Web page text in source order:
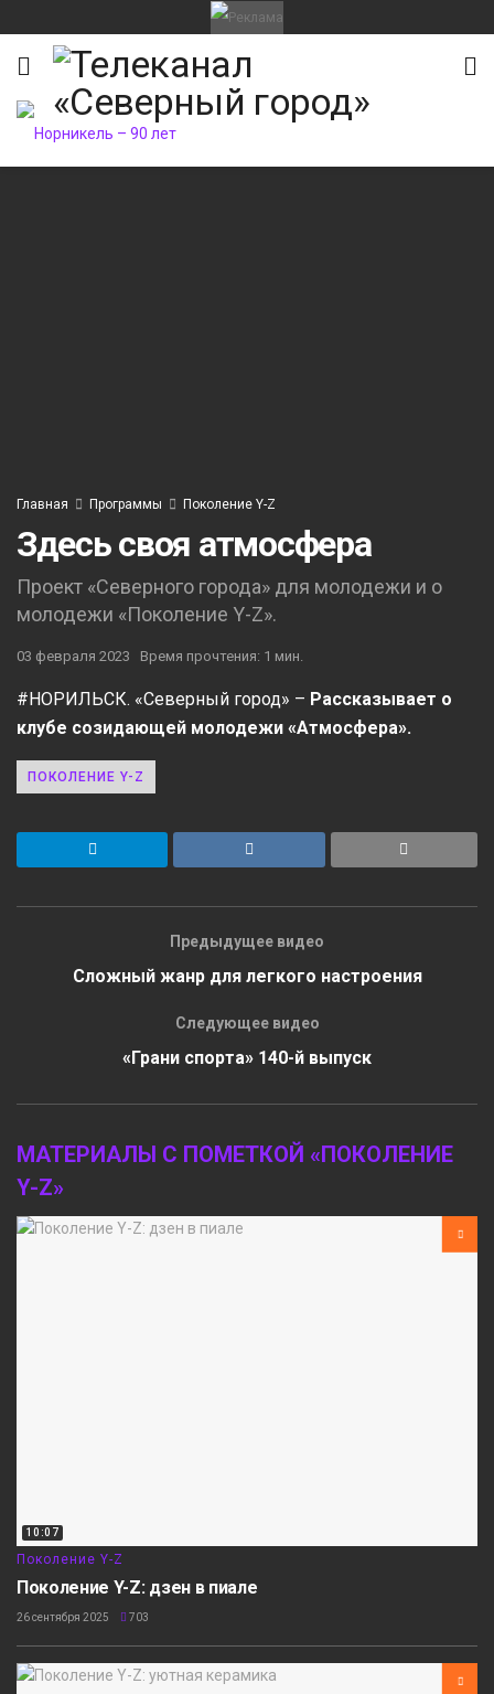
Главная Программы Поколение Y-Z
Здесь своя атмосфера
Проект «Северного города» для молодежи и о
молодежи «Поколение Y-Z».
03 февраля 2023 Время прочтения: 1 мин.
#НОРИЛЬСК. «Северный город» – Рассказывает о
клубе созидающей молодежи «Атмосфера».
ПОКОЛЕНИЕ Y-Z
Предыдущее видео
Сложный жанр для легкого настроения
Следующее видео
«Грани спорта» 140-й выпуск
МАТЕРИАЛЫ С ПОМЕТКОЙ «ПОКОЛЕНИЕ
Y-Z»
10:07
Поколение Y-Z
Поколение Y-Z: дзен в пиале
26 сентября 2025 703